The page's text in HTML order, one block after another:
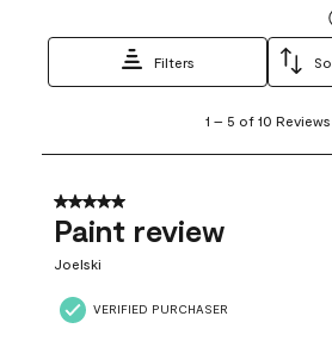
Filters
5
10
Reviews
1 – 5 of 10 Reviews
5 out of 5 stars.
Paint review
Joelski
VERIFIED PURCHASER